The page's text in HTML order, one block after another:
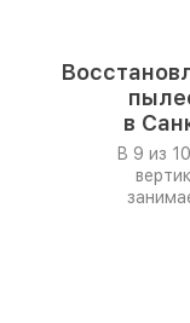
в
В 9 из